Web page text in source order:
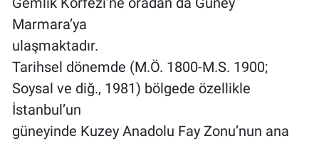
Marmara’ya
ulaşmaktadır.
Tarihsel dönemde (M.Ö. 1800-M.S. 1900;
Soysal ve diğ., 1981) bölgede özellikle
İstanbul’un
güneyinde Kuzey Anadolu Fay Zonu’nun ana